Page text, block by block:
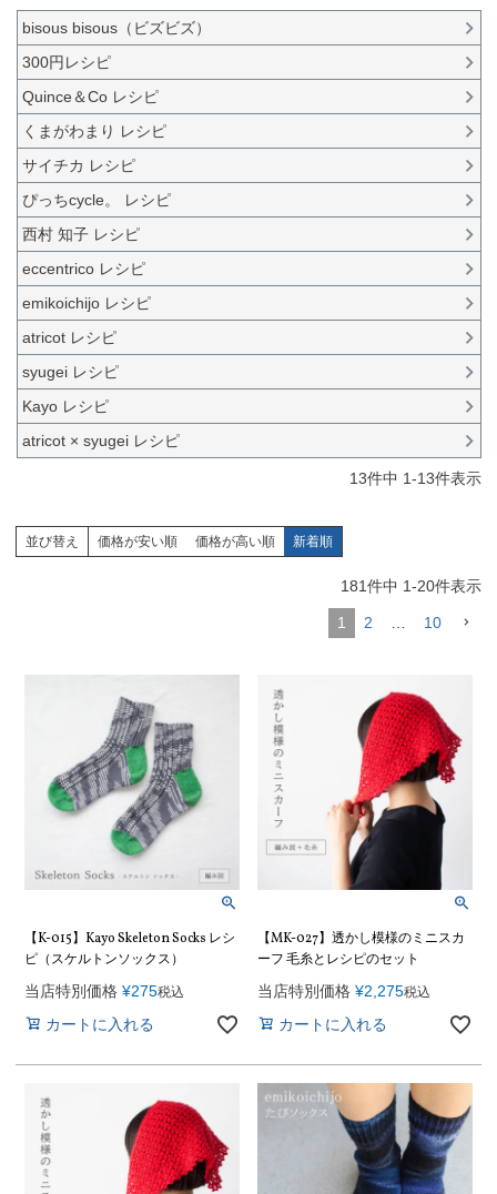
bisous bisous（ビズビズ）
300円レシピ
Quince＆Co レシピ
くまがわまり レシピ
サイチカ レシピ
ぴっちcycle。 レシピ
西村 知子 レシピ
eccentrico レシピ
emikoichijo レシピ
atricot レシピ
syugei レシピ
Kayo レシピ
atricot × syugei レシピ
13件中 1-13件表示
並び替え 価格が安い順 価格が高い順 新着順
181件中 1-20件表示
1 2 … 10
【K-015】Kayo Skeleton Socks レシ
ピ（スケルトンソックス）
当店特別価格 ¥275税込
カートに入れる
【MK-027】透かし模様のミニスカ
ーフ 毛糸とレシピのセット
当店特別価格 ¥2,275税込
カートに入れる